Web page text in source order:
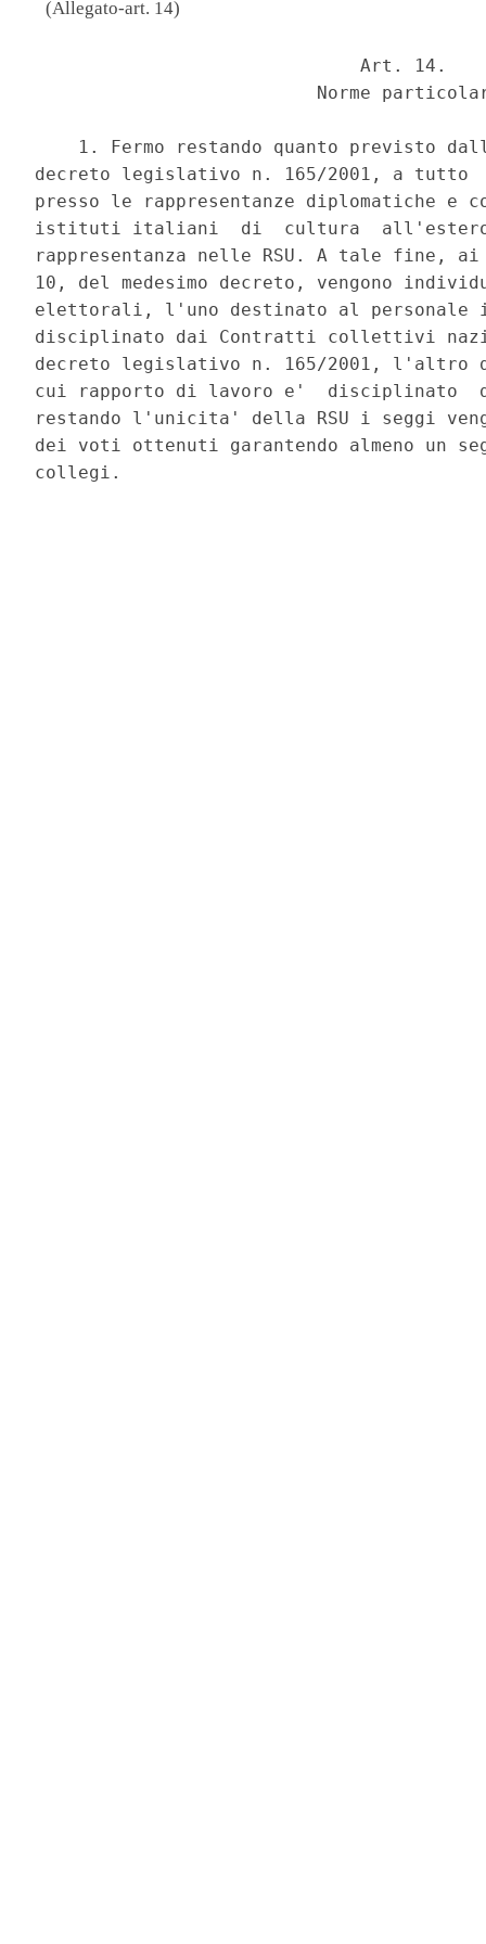
(Allegato-art. 14)
                              Art. 14.
Norme
1. Fermo restando quanto previsto
decreto legislativo n. 165/2001, a
presso le rappresentanze diplomatiche e
istituti italiani  di  cultura  all'estero
rappresentanza nelle RSU. A tale fine,
10, del medesimo decreto, vengono
elettorali, l'uno destinato al
disciplinato dai Contratti collettivi
decreto legislativo n. 165/2001, l'altro
cui rapporto di lavoro e'  disciplinato
restando l'unicita' della RSU i seggi
dei voti ottenuti garantendo almeno un
collegi.